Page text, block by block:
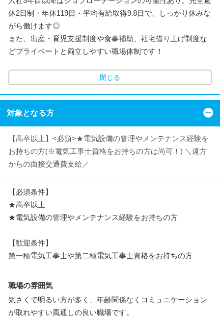
休2日制・年休119日・平均有給取得9.8日で、しっかり休みな
がら働けます◎
また、出産・育児支援制度や食事補助、社宅借り上げ制度な
どプライベートと両立しやすい職場体制です！
閉じる
対象となる方
【高卒以上】<必須>★電気設備の管理やメンテナンス経験を
お持ちの方(※電気工事士資格をお持ちの方は尚可！) ＼遠方
からの面接交通費支給／
【必須条件】
★高卒以上
★電気設備の管理やメンテナンス経験をお持ちの方
【歓迎条件】
第一種電気工事士や第二種電気工事士資格をお持ちの方
職場の雰囲気
気さくで明るい方が多く、年齢関係なくコミュニケーション
が取れやすい風通しの良い職場です。